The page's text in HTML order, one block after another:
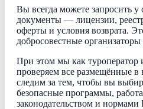
Вы всегда можете запросить у
документы — лицензии,
оферты и условия возврата.
добросовестные
При этом мы как туроператор
проверяем все размещённые в
следим за тем, чтобы вы
безопасные программы,
законодательством и